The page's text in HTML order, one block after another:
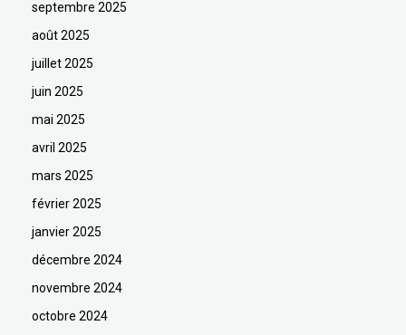
septembre 2025
août 2025
juillet 2025
juin 2025
mai 2025
avril 2025
mars 2025
février 2025
janvier 2025
décembre 2024
novembre 2024
octobre 2024